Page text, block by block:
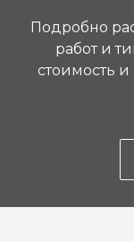
Подробно
работ и
стоимость